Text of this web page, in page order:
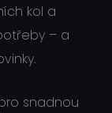
kol a
– a
snadnou